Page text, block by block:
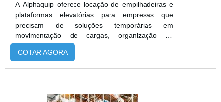
A Alphaquip oferece locação de empilhadeiras e
plataformas elevatórias para empresas que
precisam de soluções temporárias em
movimentação de cargas, organização de
estoques e operações logísticas. Com frota
moderna e revisada, disponibiliza empilhadeiras
tesouras elevatórias, ideais para indústrias,
agronegócio e eventos. O serviço garante
COTAR AGORA